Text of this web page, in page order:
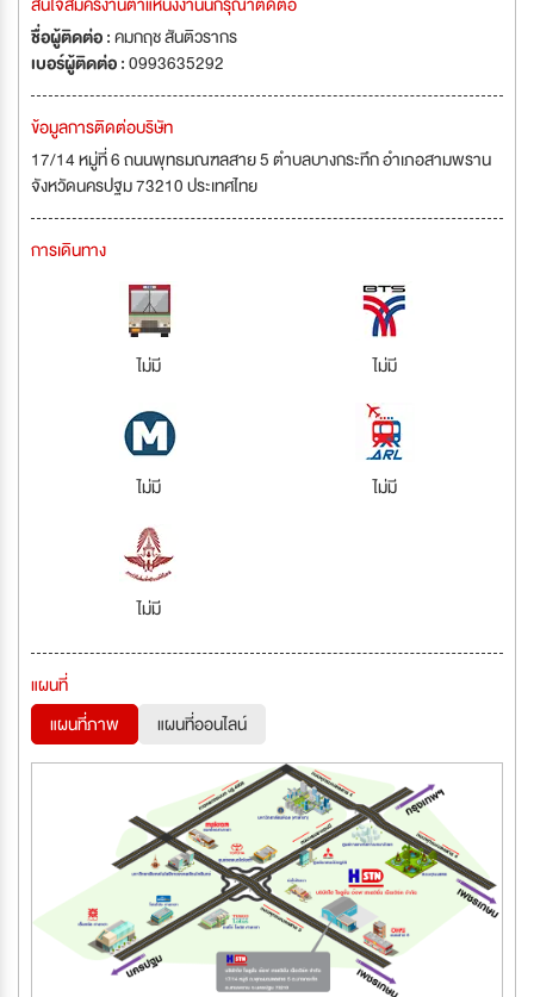
ชื่อผู้ติดต่อ :คมกฤช สันติวรากร
เบอร์ผู้ติดต่อ :0993635292
ข้อมูลการติดต่อบริษัท
17/14 หมู่ที่ 6 ถนนพุทธมณฑลสาย 5 ตำบลบางกระทึก อำเภอสามพราน
จังหวัดนครปฐม 73210 ประเทศไทย
การเดินทาง
ไม่มี ไม่มี
ไม่มี ไม่มี
ไม่มี
แผนที่
แผนที่ภาพ
แผนที่ออนไลน์